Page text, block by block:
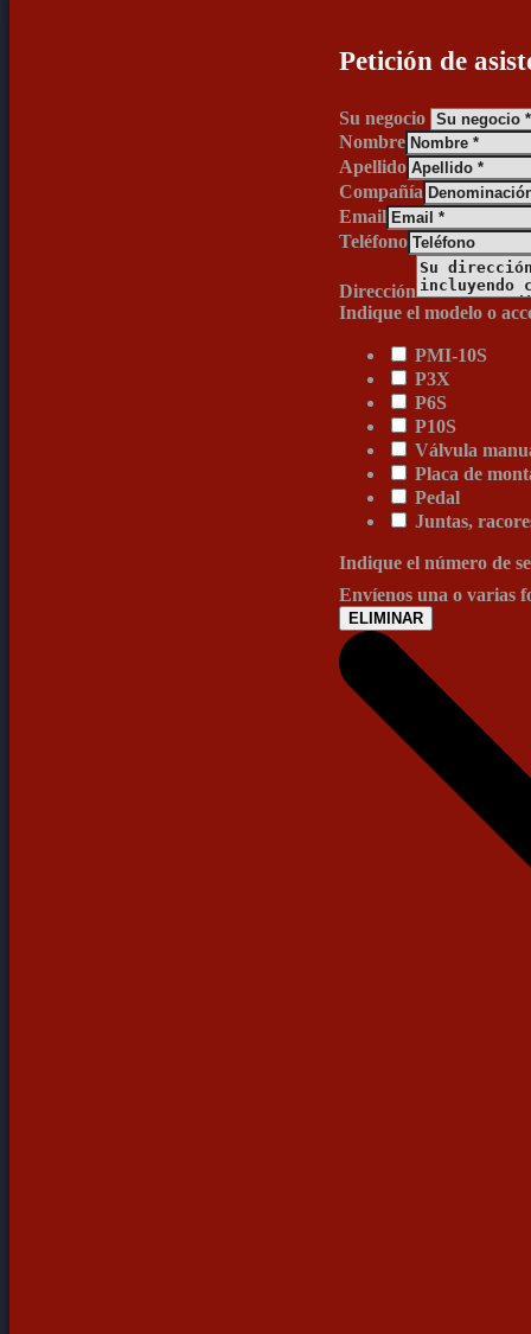
Petición de
Su negocio
Nombre
Apellido
Compañía
Email
Teléfono
Dirección
Indique el modelo o
PMI-10S
P3X
P6S
P10S
Válvula
Placa de
Pedal
Juntas,
Indique el número de
Envíenos una o varias
ELIMINAR